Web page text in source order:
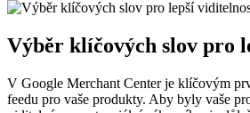
Výběr klíčových slov pro
V Google Merchant Center je klíčovým
feedu pro vaše produkty. Aby byly vaše